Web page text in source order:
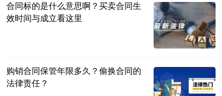
合同标的是什么意思啊？买卖合同生
效时间与成立看这里
购销合同保管年限多久？偷换合同的
法律责任？